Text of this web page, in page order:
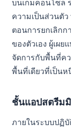
บนเกมคอนโซล
ความเป็นส่วนตั
ตอนการยกเลิก
ของตัวเอง ผู้เผ
จัดการกับพื้นที่ค
พื้นที่เดียวที่เป็นห
ชั้นแอปสตรีม
ภายในระบบปฏิ